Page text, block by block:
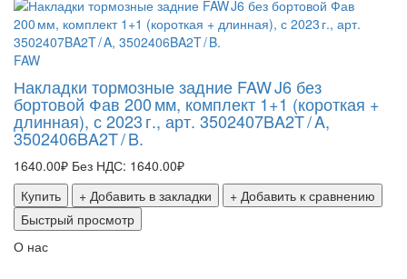
FAW
Накладки тормозные задние FAW J6 без
бортовой Фав 200 мм, комплект 1+1 (короткая +
длинная), с 2023 г., арт. 3502407BA2T / A,
3502406BA2T / B.
1640.00₽ Без НДС: 1640.00₽
Купить
+ Добавить в закладки
+ Добавить к сравнению
Быстрый просмотр
О нас